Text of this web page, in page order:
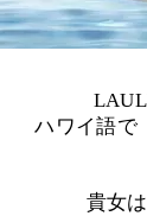
ハワイ語
貴女